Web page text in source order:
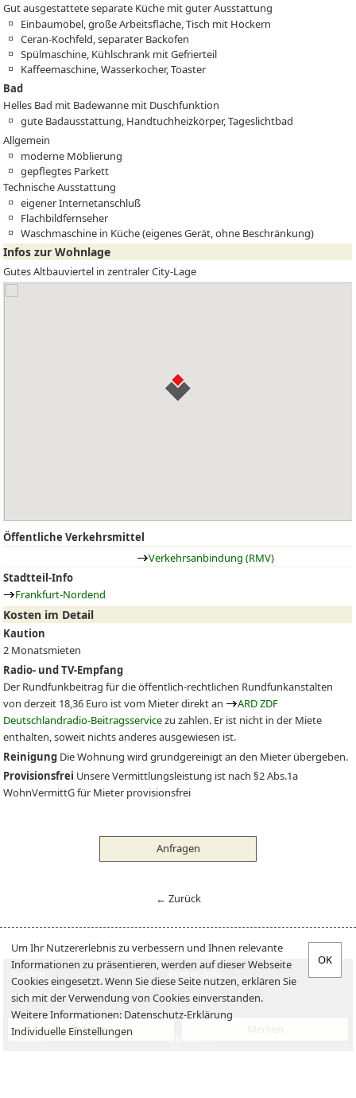
Anfragen
Gut ausgestattete separate Küche mit guter Ausstattung
Einbaumöbel, große Arbeitsfläche, Tisch mit Hockern
Ceran-Kochfeld, separater Backofen
Spülmaschine, Kühlschrank mit Gefrierteil
Kaffeemaschine, Wasserkocher, Toaster
Bad
Helles Bad mit Badewanne mit Duschfunktion
gute Badausstattung, Handtuchheizkörper, Tageslichtbad
Allgemein
moderne Möblierung
gepflegtes Parkett
Technische Ausstattung
eigener Internetanschluß
Flachbildfernseher
Waschmaschine in Küche (eigenes Gerät, ohne Beschränkung)
Infos zur Wohnlage
Gutes Altbauviertel in zentraler City-Lage
Öffentliche Verkehrsmittel
Verkehrsanbindung (RMV)
Stadtteil-Info
Frankfurt-Nordend
Kosten im Detail
Kaution
2 Monatsmieten
Radio- und TV-Empfang
Der Rundfunkbeitrag für die öffentlich-rechtlichen Rundfunkanstalten
von derzeit 18,36 Euro ist vom Mieter direkt an
ARD ZDF
Deutschlandradio-Beitragsservicezu zahlen. Er ist nicht in der Miete
enthalten, soweit nichts anderes ausgewiesen ist.
Reinigung Die Wohnung wird grundgereinigt an den Mieter übergeben.
Provisionsfrei Unsere Vermittlungsleistung ist nach §2 Abs.1a
WohnVermittG für Mieter provisionsfrei
Anfragen
← Zurück
Suchen
Mieter-Info
Vermieten
Vermieter-Info
Verkaufen
Jobs
Kaufen
Um Ihr Nutzererlebnis zu verbessern und Ihnen relevante
Informationen zu präsentieren, werden auf dieser Webseite
Cookies eingesetzt. Wenn Sie diese Seite nutzen, erklären Sie
sich mit der Verwendung von Cookies einverstanden.
Weitere Informationen: Datenschutz-Erklärung
Individuelle Einstellungen